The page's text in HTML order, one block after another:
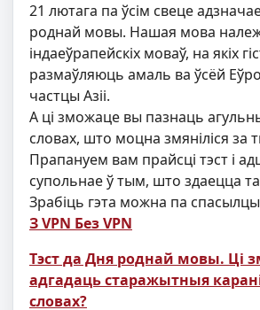
21 лютага па ўсім свеце
роднай мовы. Нашая мова
індаеўрапейскіх моваў, на якіх
размаўляюць амаль ва ўсёй
частцы Азіі.
А ці зможаце вы пазнаць
словах, што моцна змяніліся за
Прапануем вам прайсці тэст і
супольнае ў тым, што здаецца
Зрабіць гэта можна па
З VPN Без VPN
Тэст да Дня роднай мовы. Ці
адгадаць старажытныя карані
словах?